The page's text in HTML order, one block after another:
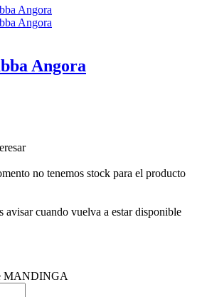
Angora
no tenemos stock para el producto
avisar cuando vuelva a estar disponible
MANDINGA